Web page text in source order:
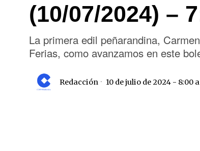
(10/07/2024) –
La primera edil peñarandina,
Ferias, como avanzamos en este
Redacción 10 de julio de 2024 - 8:00